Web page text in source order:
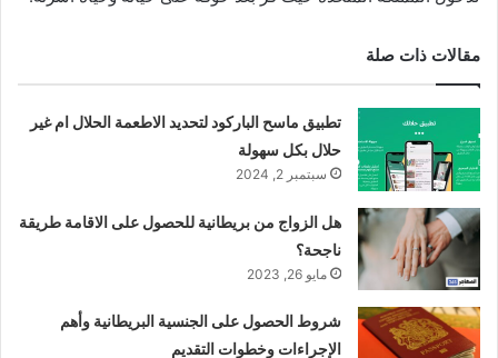
مقالات ذات صلة
تطبيق ماسح الباركود لتحديد الاطعمة الحلال ام غير
حلال بكل سهولة
سبتمبر 2, 2024
هل الزواج من بريطانية للحصول على الاقامة طريقة
ناجحة؟
مايو 26, 2023
شروط الحصول على الجنسية البريطانية وأهم
الإجراءات وخطوات التقديم